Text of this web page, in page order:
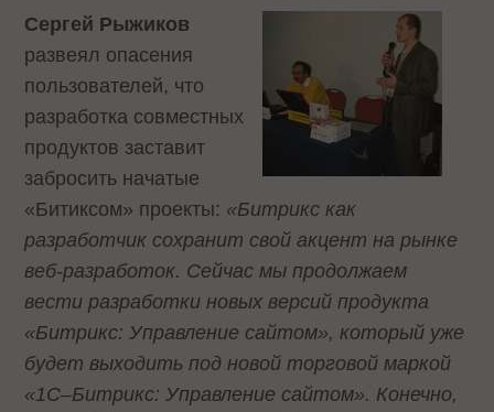
Сергей Рыжиков
развеял опасения
пользователей, что
разработка совместных
продуктов заставит
забросить начатые
«Битиксом» проекты: «Битрикс как
разработчик сохранит свой акцент на рынке
веб-разработок. Сейчас мы продолжаем
вести разработки новых версий продукта
«Битрикс: Управление сайтом», который уже
будет выходить под новой торговой маркой
«1С–Битрикс: Управление сайтом». Конечно,